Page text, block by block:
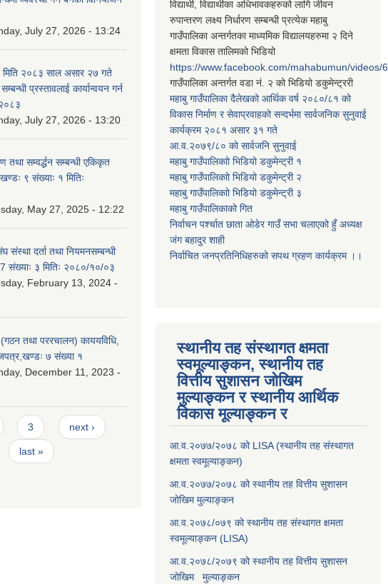
July 27, 2026 - 13:24
२०८३ साल असार २७ गते
प्रस्तावलाई कार्यान्वयन गर्न
July 27, 2026 - 13:20
तथा सम्वर्द्धन सम्बन्धी एकिकृत
९ संख्याः १ मितिः
May 27, 2025 - 12:22
संस्था दर्ता तथा नियमनसम्बन्धी
संख्याः ३ मितिः २०८०/१०/०३
February 13, 2024 -
तथा पररचालन) काययविधि,
७ संख्या १
December 11, 2023 -
3 next ›
last »
विद्यार्थी, विद्यार्थीका अधिभावकहरुको लागि जीवन
रुपान्तरण लक्ष्य निर्धारण सम्बन्धी प्रत्येक महाबु
गाउँपालिका अन्तर्गतका माध्यमिक विद्यालयहरुमा २ दिने
क्षमता विकास तालिमको भिडियो
https://www.facebook.com/mahabumun/videos/
गाउँपालिका अन्तर्गत वडा नं. २ को भिडियो डकुमेन्ट्ररी
महाबु गाउँपालिका दैलेखको आर्थिक वर्ष २०८०/८१ को
विकास निर्माण र सेवाप्रवाहको सन्दर्भमा सार्वजनिक सुनुवाई
कार्यक्रम २०८१ असार ३१ गते
आ.व.२०७९/८० को सार्वजनि सुनुवाई
महाबु गाउँपालिकाो भिडियो डकुमेन्ट्री १
महाबु गाउँपालिकाो भिडियो डकुमेन्ट्री २
महाबु गाउँपालिकाो भिडियो डकुमेन्ट्री ३
महाबु गाउँपालिकाको गित
निर्वाचन पर्श्चात छाता ओडेर गाउँ सभा चलाएको हुँ अध्यक्ष
जंग बहादुर शाही
निर्वाचित जनप्रतिनिधिहरुको सपथ ग्रहण कार्यक्रम ।।
स्थानीय तह संस्थागत क्षमता
स्वमूल्याङ्कन, स्थानीय तह
वित्तीय सुशासन जोखिम
मुल्याङ्कन र स्थानीय आर्थिक
विकास मूल्याङ्कन र
आ.व.२०७७/२०७८ को LISA (स्थानीय तह संस्थागत
क्षमता स्वमूल्याङ्कन)
आ.व.२०७७/२०७८ को स्थानीय तह वित्तीय सुशासन
जोखिम मुल्याङ्कन
आ.व.२०७८/०७९ को स्थानीय तह संस्थागत क्षमता
स्वमूल्याङ्कन (LISA)
आ.व.२०७८/२०७९ को स्थानीय तह वित्तीय सुशासन
जोखिम मुल्याङ्कन